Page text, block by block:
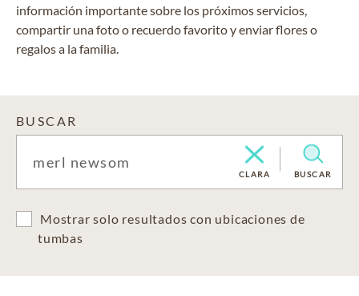
información importante sobre los próximos servicios,
compartir una foto o recuerdo favorito y enviar flores o
regalos a la familia.
BUSCAR
CLARA BUSCAR
Mostrar solo resultados con ubicaciones de
tumbas